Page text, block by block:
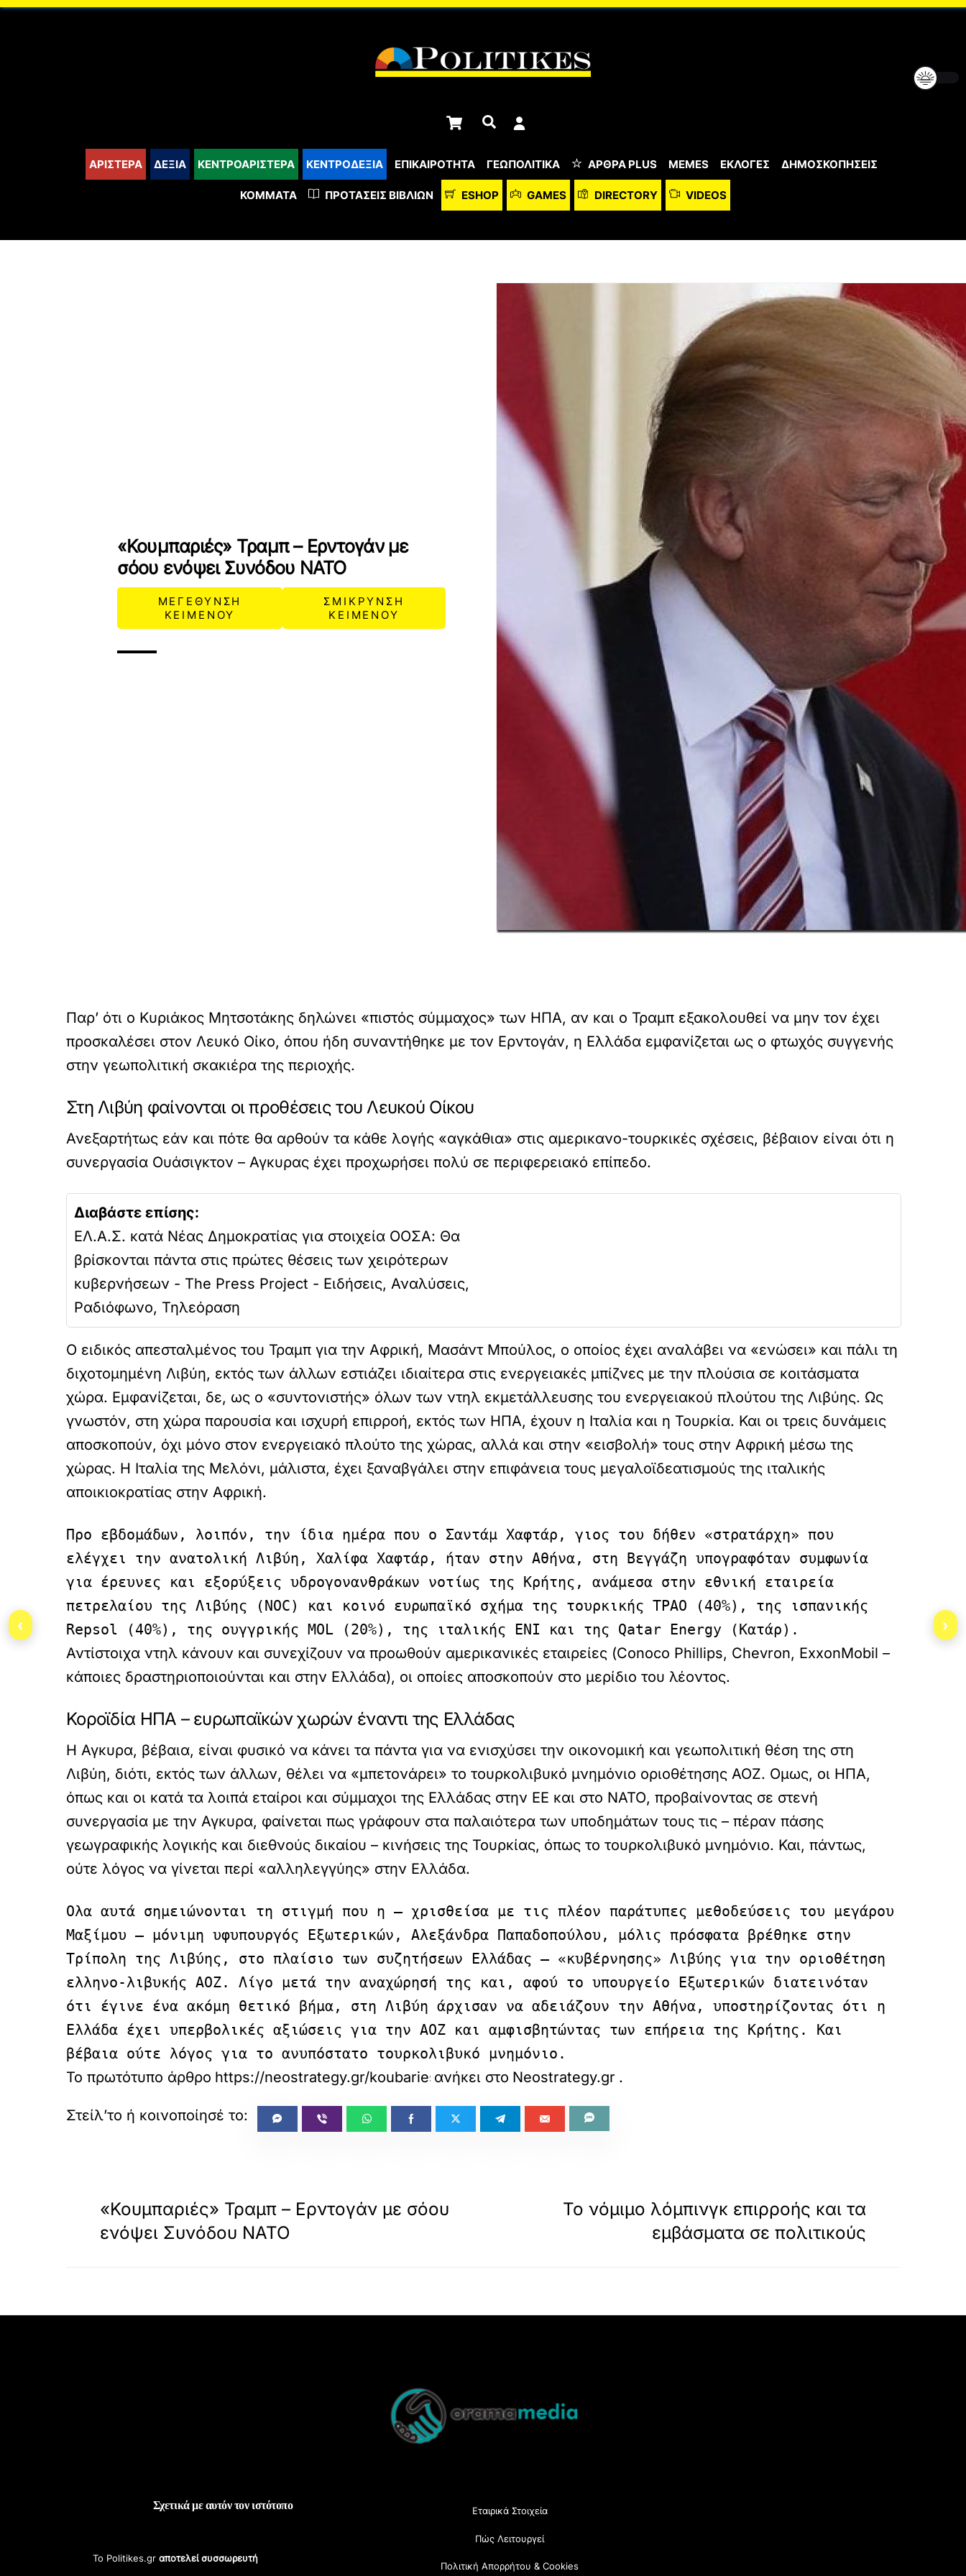
content
Cart Αναζήτηση
ΑΡΙΣΤΕΡΑ ΔΕΞΙΑ ΚΕΝΤΡΟΑΡΙΣΤΕΡΑ ΚΕΝΤΡΟΔΕΞΙΑ ΕΠΙΚΑΙΡΟΤΗΤΑ ΓΕΩΠΟΛΙΤΙΚΑ ΆΡΘΡΑ PLUS MEMES ΕΚΛΟΓΕΣ ΔΗΜΟΣΚΟΠΗΣΕΙΣ
ΚΌΜΜΑΤΑ ΠΡΟΤΆΣΕΙΣ ΒΙΒΛΊΩΝ ESHOP GAMES DIRECTORY VIDEOS
«Κουμπαριές» Τραμπ – Ερντογάν με
σόου ενόψει Συνόδου ΝΑΤΟ
ΜΕΓΕΘΥΝΣΗ
ΚΕΙΜΕΝΟΥ
ΣΜΙΚΡΥΝΣΗ
ΚΕΙΜΕΝΟΥ
Παρ’ ότι ο Κυριάκος Μητσοτάκης δηλώνει «πιστός σύμμαχος» των ΗΠΑ, αν και ο Τραμπ εξακολουθεί να μην τον έχει
προσκαλέσει στον Λευκό Οίκο, όπου ήδη συναντήθηκε με τον Ερντογάν, η Ελλάδα εμφανίζεται ως ο φτωχός συγγενής
στην γεωπολιτική σκακιέρα της περιοχής.
Στη Λιβύη φαίνονται οι προθέσεις του Λευκού Οίκου
Ανεξαρτήτως εάν και πότε θα αρθούν τα κάθε λογής «αγκάθια» στις αμερικανο-τουρκικές σχέσεις, βέβαιον είναι ότι η
συνεργασία Ουάσιγκτον – Αγκυρας έχει προχωρήσει πολύ σε περιφερειακό επίπεδο.
Διαβάστε επίσης:
ΕΛ.Α.Σ. κατά Νέας Δημοκρατίας για στοιχεία ΟΟΣΑ: Θα
βρίσκονται πάντα στις πρώτες θέσεις των χειρότερων
κυβερνήσεων - The Press Project - Ειδήσεις, Αναλύσεις,
Ραδιόφωνο, Τηλεόραση
Ο ειδικός απεσταλμένος του Τραμπ για την Αφρική, Μασάντ Μπούλος, ο οποίος έχει αναλάβει να «ενώσει» και πάλι τη
διχοτομημένη Λιβύη, εκτός των άλλων εστιάζει ιδιαίτερα στις ενεργειακές μπίζνες με την πλούσια σε κοιτάσματα
χώρα. Εμφανίζεται, δε, ως ο «συντονιστής» όλων των ντηλ εκμετάλλευσης του ενεργειακού πλούτου της Λιβύης. Ως
γνωστόν, στη χώρα παρουσία και ισχυρή επιρροή, εκτός των ΗΠΑ, έχουν η Ιταλία και η Τουρκία. Και οι τρεις δυνάμεις
αποσκοπούν, όχι μόνο στον ενεργειακό πλούτο της χώρας, αλλά και στην «εισβολή» τους στην Αφρική μέσω της
χώρας. Η Ιταλία της Μελόνι, μάλιστα, έχει ξαναβγάλει στην επιφάνεια τους μεγαλοϊδεατισμούς της ιταλικής
αποικιοκρατίας στην Αφρική.
Προ εβδομάδων, λοιπόν, την ίδια ημέρα που ο Σαντάμ Χαφτάρ, γιος του δήθεν «στρατάρχη» που
ελέγχει την ανατολική Λιβύη, Χαλίφα Χαφτάρ, ήταν στην Αθήνα, στη Βεγγάζη υπογραφόταν συμφωνία
για έρευνες και εξορύξεις υδρογονανθράκων νοτίως της Κρήτης, ανάμεσα στην εθνική εταιρεία
πετρελαίου της Λιβύης (NOC) και κοινό ευρωπαϊκό σχήμα της τουρκικής ΤΡΑΟ (40%), της ισπανικής
Repsol (40%), της ουγγρικής MOL (20%), της ιταλικής ΕΝΙ και της Qatar Energy (Κατάρ).
Αντίστοιχα ντηλ κάνουν και συνεχίζουν να προωθούν αμερικανικές εταιρείες (Conoco Phillips, Chevron, ExxonMobil –
κάποιες δραστηριοποιούνται και στην Ελλάδα), οι οποίες αποσκοπούν στο μερίδιο του λέοντος.
Κοροϊδία ΗΠΑ – ευρωπαϊκών χωρών έναντι της Ελλάδας
Η Αγκυρα, βέβαια, είναι φυσικό να κάνει τα πάντα για να ενισχύσει την οικονομική και γεωπολιτική θέση της στη
Λιβύη, διότι, εκτός των άλλων, θέλει να «μπετονάρει» το τουρκολιβυκό μνημόνιο οριοθέτησης ΑΟΖ. Ομως, οι ΗΠΑ,
όπως και οι κατά τα λοιπά εταίροι και σύμμαχοι της Ελλάδας στην ΕΕ και στο ΝΑΤΟ, προβαίνοντας σε στενή
συνεργασία με την Αγκυρα, φαίνεται πως γράφουν στα παλαιότερα των υποδημάτων τους τις – πέραν πάσης
γεωγραφικής λογικής και διεθνούς δικαίου – κινήσεις της Τουρκίας, όπως το τουρκολιβυκό μνημόνιο. Και, πάντως,
ούτε λόγος να γίνεται περί «αλληλεγγύης» στην Ελλάδα.
Ολα αυτά σημειώνονται τη στιγμή που η – χρισθείσα με τις πλέον παράτυπες μεθοδεύσεις του μεγάρου
Μαξίμου – μόνιμη υφυπουργός Εξωτερικών, Αλεξάνδρα Παπαδοπούλου, μόλις πρόσφατα βρέθηκε στην
Τρίπολη της Λιβύης, στο πλαίσιο των συζητήσεων Ελλάδας – «κυβέρνησης» Λιβύης για την οριοθέτηση
ελληνο-λιβυκής ΑΟΖ. Λίγο μετά την αναχώρησή της και, αφού το υπουργείο Εξωτερικών διατεινόταν
ότι έγινε ένα ακόμη θετικό βήμα, στη Λιβύη άρχισαν να αδειάζουν την Αθήνα, υποστηρίζοντας ότι η
Ελλάδα έχει υπερβολικές αξιώσεις για την ΑΟΖ και αμφισβητώντας των επήρεια της Κρήτης. Και
βέβαια ούτε λόγος για το ανυπόστατο τουρκολιβυκό μνημόνιο.
Το πρωτότυπο άρθρο https://neostrategy.gr/koubaries-trab-erntogan-me-soou-enopsei-synodou-nato/
ανήκει στο Neostrategy.gr .
«Κουμπαριές» Τραμπ – Ερντογάν με σόου
ενόψει Συνόδου ΝΑΤΟ
Το νόμιμο λόμπινγκ επιρροής και τα
εμβάσματα σε πολιτικούς
Top
Σχετικά με αυτόν τον ιστότοπο
Το Politikes.grαποτελεί συσσωρευτή
Εταιρικά Στοιχεία
Πώς Λειτουργεί
Πολιτική Απορρήτου & Cookies
‹ ›